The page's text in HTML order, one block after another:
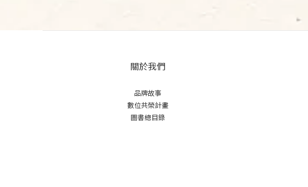
關於我們
品牌故事
數位共榮計畫
圖書總目錄